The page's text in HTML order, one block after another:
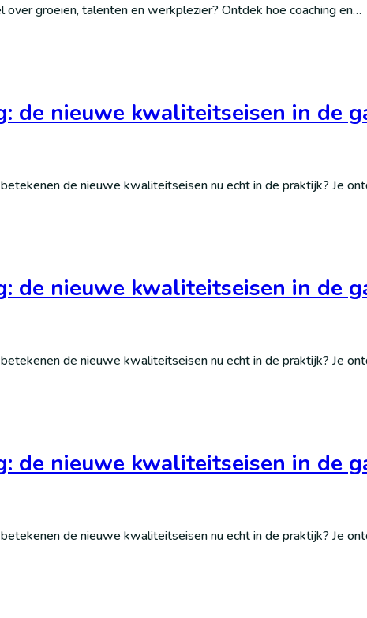
groeien, talenten en werkplezier? Ontdek hoe coaching en…
de nieuwe kwaliteitseisen in de
de nieuwe kwaliteitseisen nu echt in de praktijk? Je
de nieuwe kwaliteitseisen in de
de nieuwe kwaliteitseisen nu echt in de praktijk? Je
de nieuwe kwaliteitseisen in de
de nieuwe kwaliteitseisen nu echt in de praktijk? Je